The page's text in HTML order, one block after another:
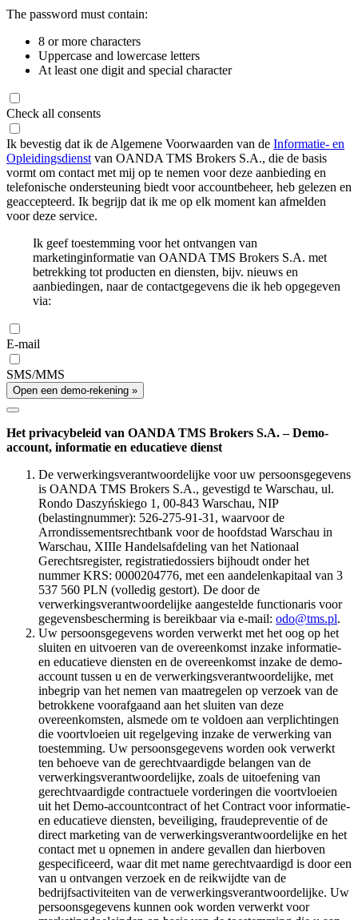
The password must contain:
8 or more characters
Uppercase and lowercase letters
At least one digit and special character
Check all consents
Ik bevestig dat ik de Algemene Voorwaarden van de Informatie- en
Opleidingsdienst van OANDA TMS Brokers S.A., die de basis
vormt om contact met mij op te nemen voor deze aanbieding en
telefonische ondersteuning biedt voor accountbeheer, heb gelezen en
geaccepteerd. Ik begrijp dat ik me op elk moment kan afmelden
voor deze service.
Ik geef toestemming voor het ontvangen van
marketinginformatie van OANDA TMS Brokers S.A. met
betrekking tot producten en diensten, bijv. nieuws en
aanbiedingen, naar de contactgegevens die ik heb opgegeven
via:
E-mail
SMS/MMS
Open een demo-rekening »
Het privacybeleid van OANDA TMS Brokers S.A. – Demo-
account, informatie en educatieve dienst
De verwerkingsverantwoordelijke voor uw persoonsgegevens
is OANDA TMS Brokers S.A., gevestigd te Warschau, ul.
Rondo Daszyńskiego 1, 00-843 Warschau, NIP
(belastingnummer): 526-275-91-31, waarvoor de
Arrondissementsrechtbank voor de hoofdstad Warschau in
Warschau, XIIIe Handelsafdeling van het Nationaal
Gerechtsregister, registratiedossiers bijhoudt onder het
nummer KRS: 0000204776, met een aandelenkapitaal van 3
537 560 PLN (volledig gestort). De door de
verwerkingsverantwoordelijke aangestelde functionaris voor
gegevensbescherming is bereikbaar via e-mail: odo@tms.pl.
Uw persoonsgegevens worden verwerkt met het oog op het
sluiten en uitvoeren van de overeenkomst inzake informatie-
en educatieve diensten en de overeenkomst inzake de demo-
account tussen u en de verwerkingsverantwoordelijke, met
inbegrip van het nemen van maatregelen op verzoek van de
betrokkene voorafgaand aan het sluiten van deze
overeenkomsten, alsmede om te voldoen aan verplichtingen
die voortvloeien uit regelgeving inzake de verwerking van
toestemming. Uw persoonsgegevens worden ook verwerkt
ten behoeve van de gerechtvaardigde belangen van de
verwerkingsverantwoordelijke, zoals de uitoefening van
gerechtvaardigde contractuele vorderingen die voortvloeien
uit het Demo-accountcontract of het Contract voor informatie-
en educatieve diensten, beveiliging, fraudepreventie of de
direct marketing van de verwerkingsverantwoordelijke en het
contact met u opnemen in andere gevallen dan hierboven
gespecificeerd, waar dit met name gerechtvaardigd is door een
van u ontvangen verzoek en de reikwijdte van de
bedrijfsactiviteiten van de verwerkingsverantwoordelijke. Uw
persoonsgegevens kunnen ook worden verwerkt voor